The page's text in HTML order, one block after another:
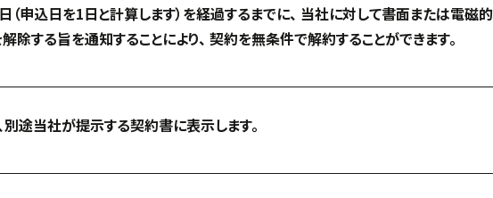
（申込日を1日と計算します）を経過するまでに、 当社に対して書面または電磁的
除する旨を通知することにより、 契約を無条件で解約することができます。
別途当社が提示する契約書に表示します。